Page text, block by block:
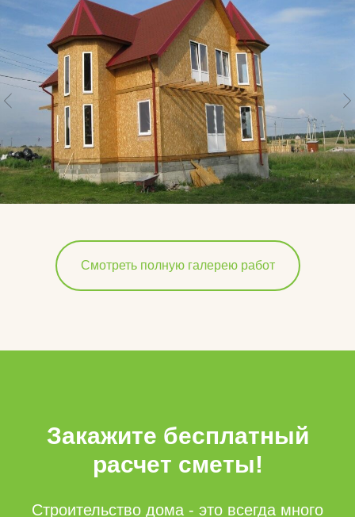
Смотреть полную галерею работ
Закажите бесплатный
расчет сметы!
Строительство дома - это всегда много